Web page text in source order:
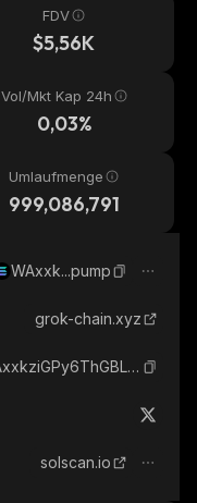
FDV
$5,56K
Vol/Mkt Kap 24h
0,03%
Umlaufmenge
999,086,791
WAxxk...pump
grok-chain.xyz
WAxxkziGPy6ThGBLg4MNKJce4eGrSKxCEfJ72ZLpump_solana
solscan.io